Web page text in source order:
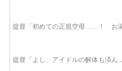
提督「初めての正規空母……！ お
提督「よし、アイドルの解体も済ん